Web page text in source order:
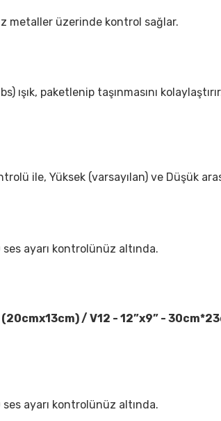
metaller üzerinde kontrol sağlar.
paketlenip taşınmasını
ile, Yüksek (varsayılan) ve Düşük
ayarı kontrolünüz altında.
/ V12 - 12”x9” -
ayarı kontrolünüz altında.